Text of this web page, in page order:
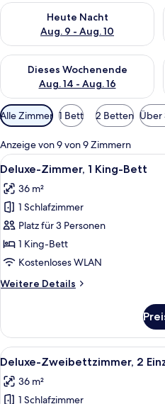
Heute Nacht
Aug. 9 - Aug. 10
Überprüfe die Verfügbarkeit
Dieses Wochenende
Aug. 14 - Aug. 16
Überprüfe die Verfügbarkeit für
Verfügbare
Filter
für
Zimmer
Alle Zimmer 1 Bett 2 Betten Über
Anzeige von 9 von 9 Zimmern
Alle
Fotos
für
Deluxe-
Zimmer,
1 King-
Bett
7
Deluxe-Zimmer, 1 King-Bett
36 m²
1 Schlafzimmer
Platz für 3 Personen
1 King-Bett
Kostenloses WLAN
Weitere Details
Weitere
Zimmer,
1 King-
Bett
Alle
Fotos
für
7
Deluxe-Zweibettzimmer, 2
36 m²
1 Schlafzimmer